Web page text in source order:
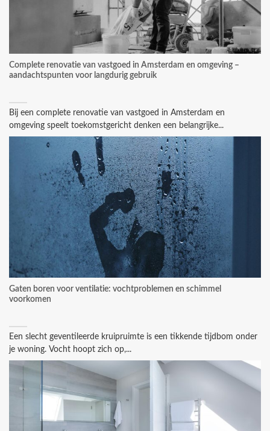
Complete renovatie van vastgoed in Amsterdam en omgeving –
aandachtspunten voor langdurig gebruik
Bij een complete renovatie van vastgoed in Amsterdam en
omgeving speelt toekomstgericht denken een belangrijke...
Gaten boren voor ventilatie: vochtproblemen en schimmel
voorkomen
Een slecht geventileerde kruipruimte is een tikkende tijdbom onder
je woning. Vocht hoopt zich op,...